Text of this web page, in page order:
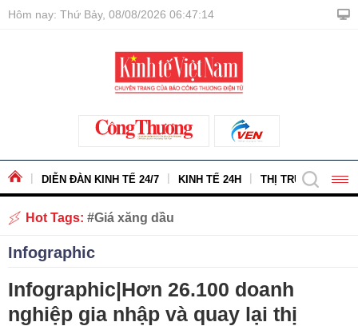
Hôm nay: Thứ Bảy, 08/08/2026 06:47:15
DIỄN ĐÀN KINH TẾ 24/7 KINH TẾ 24H THỊ TRƯỜNG -
Hot Tags: Giá xăng dầu
Infographic
Infographic|Hơn 26.100 doanh
nghiệp gia nhập và quay lại thị